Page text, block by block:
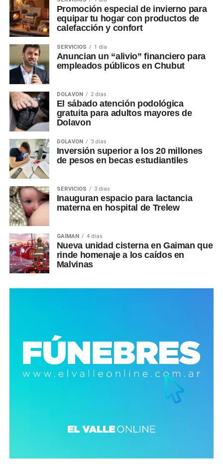
Promoción especial de invierno para
equipar tu hogar con productos de
calefacción y confort
SERVICIOS 1 día
Anuncian un “alivio” financiero para
empleados públicos en Chubut
DOLAVON 2 días
El sábado atención podológica
gratuita para adultos mayores de
Dolavon
DOLAVON 3 días
Inversión superior a los 20 millones
de pesos en becas estudiantiles
SERVICIOS 3 días
Inauguran espacio para lactancia
materna en hospital de Trelew
GAIMAN 4 días
Nueva unidad cisterna en Gaiman que
rinde homenaje a los caídos en
Malvinas